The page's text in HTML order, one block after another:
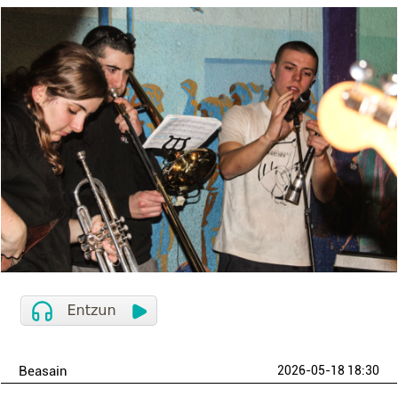
Beasain 2026-05-18 18:30